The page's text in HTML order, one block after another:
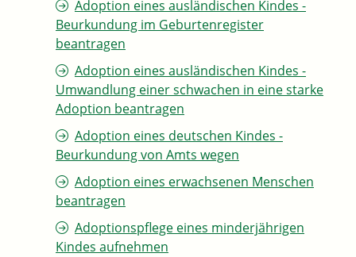
Adoption eines ausländischen Kindes -
Beurkundung im Geburtenregister
beantragen
Adoption eines ausländischen Kindes -
Umwandlung einer schwachen in eine starke
Adoption beantragen
Adoption eines deutschen Kindes -
Beurkundung von Amts wegen
Adoption eines erwachsenen Menschen
beantragen
Adoptionspflege eines minderjährigen
Kindes aufnehmen